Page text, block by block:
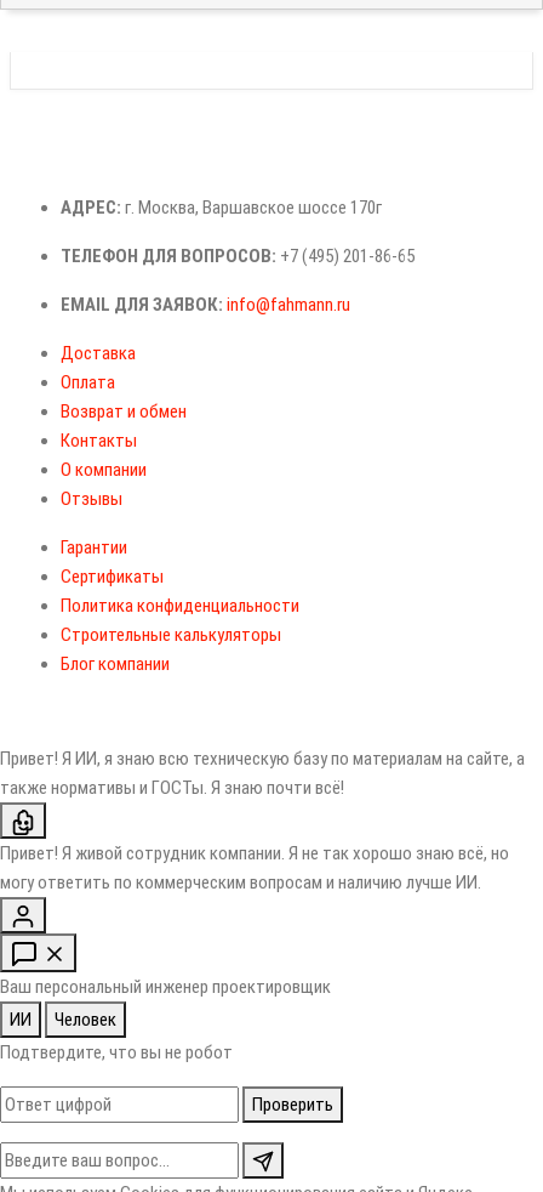
АДРЕС: г. Москва, Варшавское шоссе 170г
ТЕЛЕФОН ДЛЯ ВОПРОСОВ: +7 (495) 201-86-65
EMAIL ДЛЯ ЗАЯВОК: info@fahmann.ru
Доставка
Оплата
Возврат и обмен
Контакты
О компании
Отзывы
Гарантии
Сертификаты
Политика конфиденциальности
Строительные калькуляторы
Блог компании
Привет! Я ИИ, я знаю всю техническую базу по материалам на сайте, а
также нормативы и ГОСТы. Я знаю почти всё!
Привет! Я живой сотрудник компании. Я не так хорошо знаю всё, но
могу ответить по коммерческим вопросам и наличию лучше ИИ.
Ваш персональный инженер проектировщик
ИИ
Человек
Подтвердите, что вы не робот
Проверить